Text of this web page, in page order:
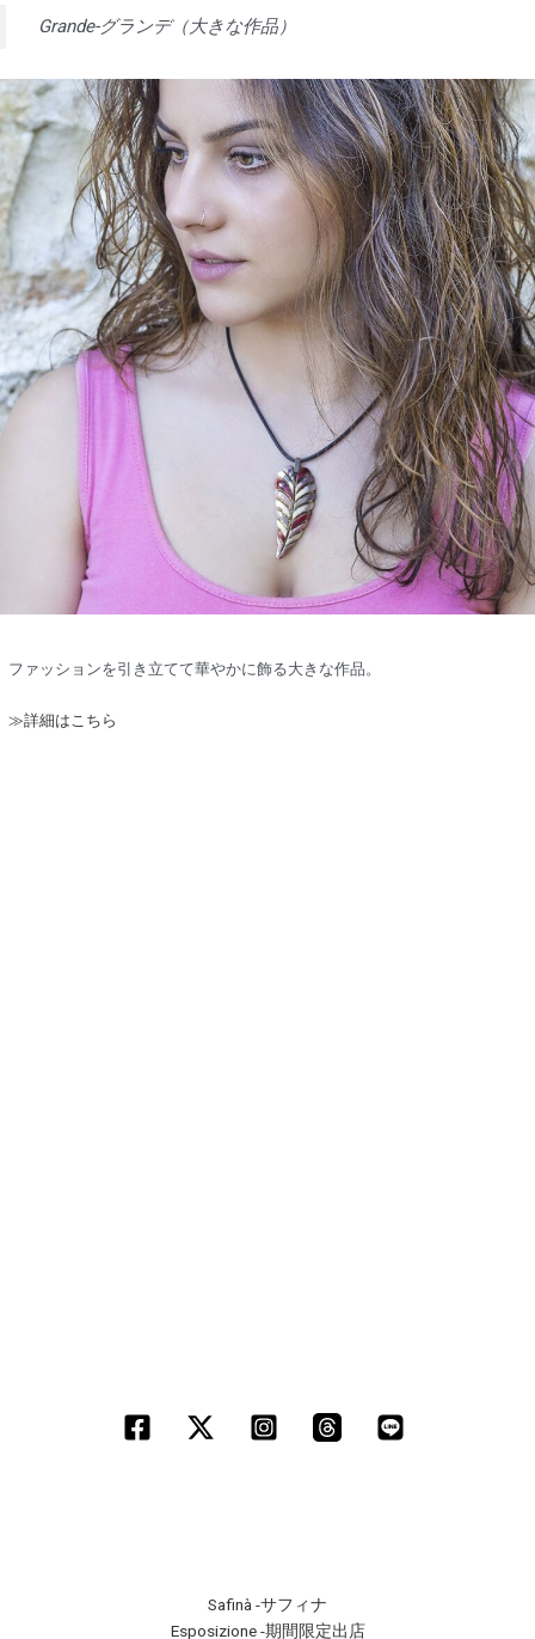
Grande-グランデ（大きな作品）
ファッションを引き立てて華やかに飾る大きな作品。
≫詳細はこちら
Safinà -サフィナ
Esposizione -期間限定出店